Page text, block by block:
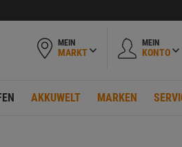
MEIN
MARKT
MEIN
KONTO
AKKUWELT MARKEN